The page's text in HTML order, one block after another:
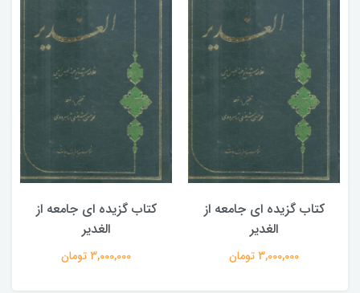
کتاب گزیده ای جامعه از
الغدیر
3,000,000 تومان
کتاب گزیده ای جامعه از
الغدیر
3,000,000 تومان